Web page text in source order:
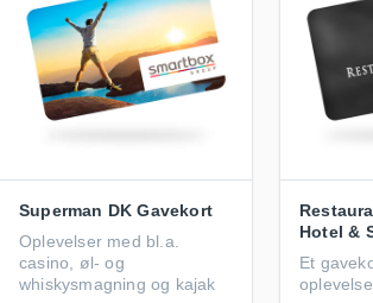
Superman DK Gavekort
Oplevelser med bl.a.
casino, øl- og
whiskysmagning og kajak
Hotel &
Et